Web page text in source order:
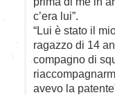
c’era lui”.
“Lui è stato il
ragazzo di 14
compagno di
avevo la